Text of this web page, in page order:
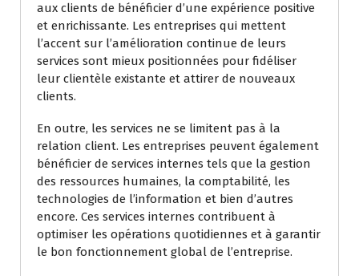
aux clients de bénéficier d’une expérience positive
et enrichissante. Les entreprises qui mettent
l’accent sur l’amélioration continue de leurs
services sont mieux positionnées pour fidéliser
leur clientèle existante et attirer de nouveaux
clients.
En outre, les services ne se limitent pas à la
relation client. Les entreprises peuvent également
bénéficier de services internes tels que la gestion
des ressources humaines, la comptabilité, les
technologies de l’information et bien d’autres
encore. Ces services internes contribuent à
optimiser les opérations quotidiennes et à garantir
le bon fonctionnement global de l’entreprise.